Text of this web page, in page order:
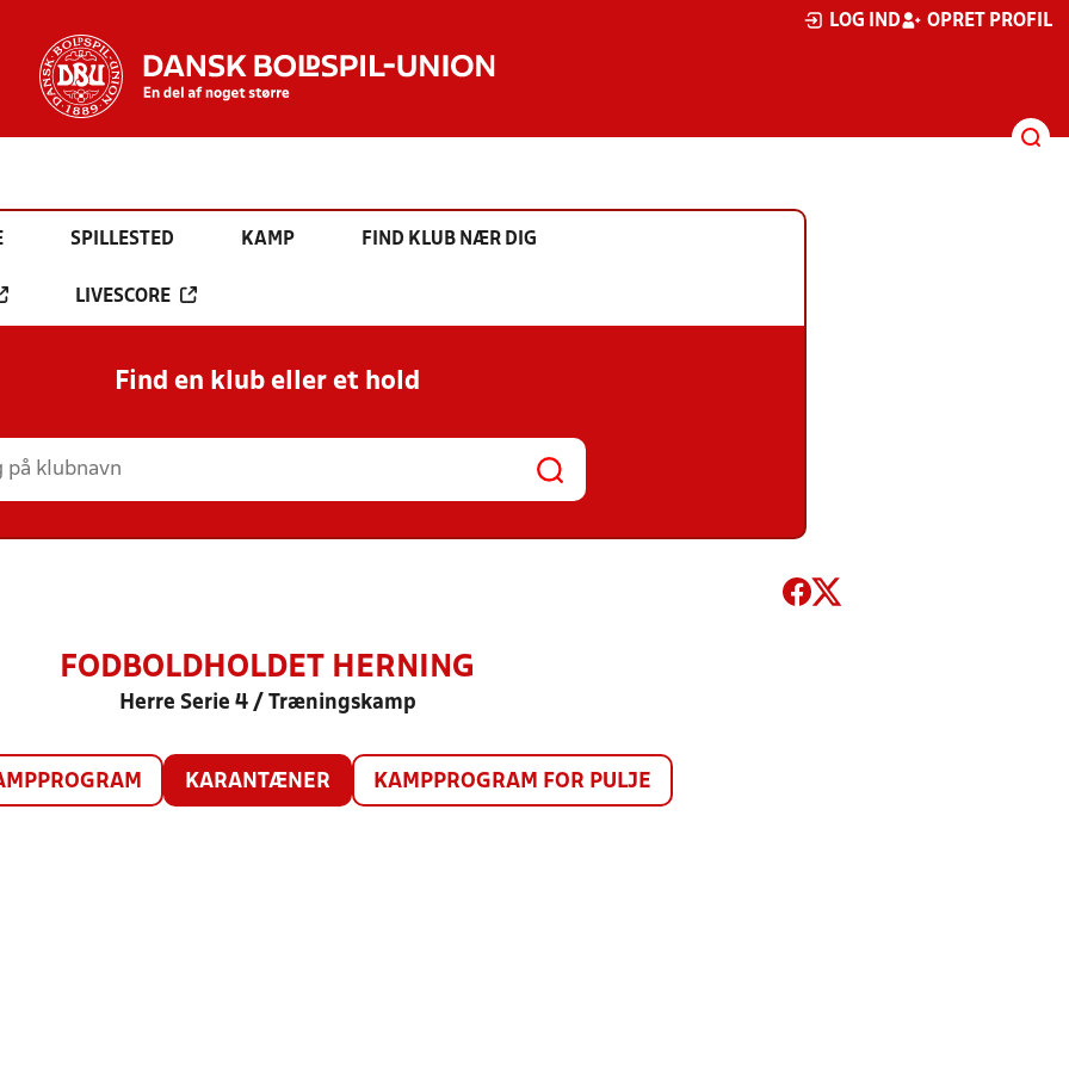
LOG IND OPRET PROFIL
SPILLESTED KAMP FIND KLUB NÆR DIG
LIVESCORE
Find en klub eller et hold
FODBOLDHOLDET HERNING
Herre Serie 4 / Træningskamp
KARANTÆNER KAMPPROGRAM FOR PULJE